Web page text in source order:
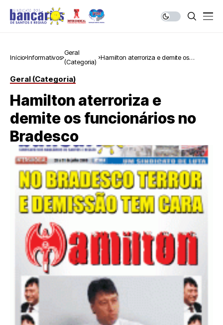
Início Informativos
Geral
(Categoria)
Hamilton aterroriza e demite os
Geral (Categoria)
Hamilton aterroriza e
demite os funcionários no
Bradesco